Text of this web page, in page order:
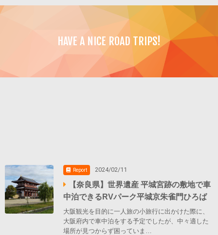
HAVE A NICE ROAD TRIPS!
Report 2024/02/11
【奈良県】世界遺産 平城宮跡の敷地で車
中泊できるRVパーク平城京朱雀門ひろば
大阪観光を目的に一人旅の小旅行に出かけた際に、
大阪府内で車中泊をする予定でしたが、中々適した
場所が見つからず困っていま…